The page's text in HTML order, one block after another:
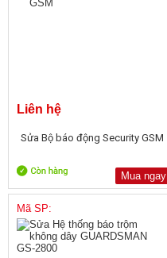
Liên hệ
Sửa Bộ báo động Security GSM
Mua ngay
Mã SP: